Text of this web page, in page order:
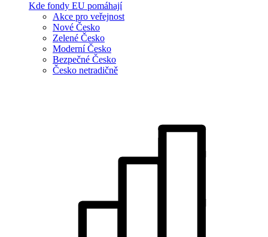
Kde fondy EU pomáhají
Akce pro veřejnost
Nové Česko
Zelené Česko
Moderní Česko
Bezpečné Česko
Česko netradičně